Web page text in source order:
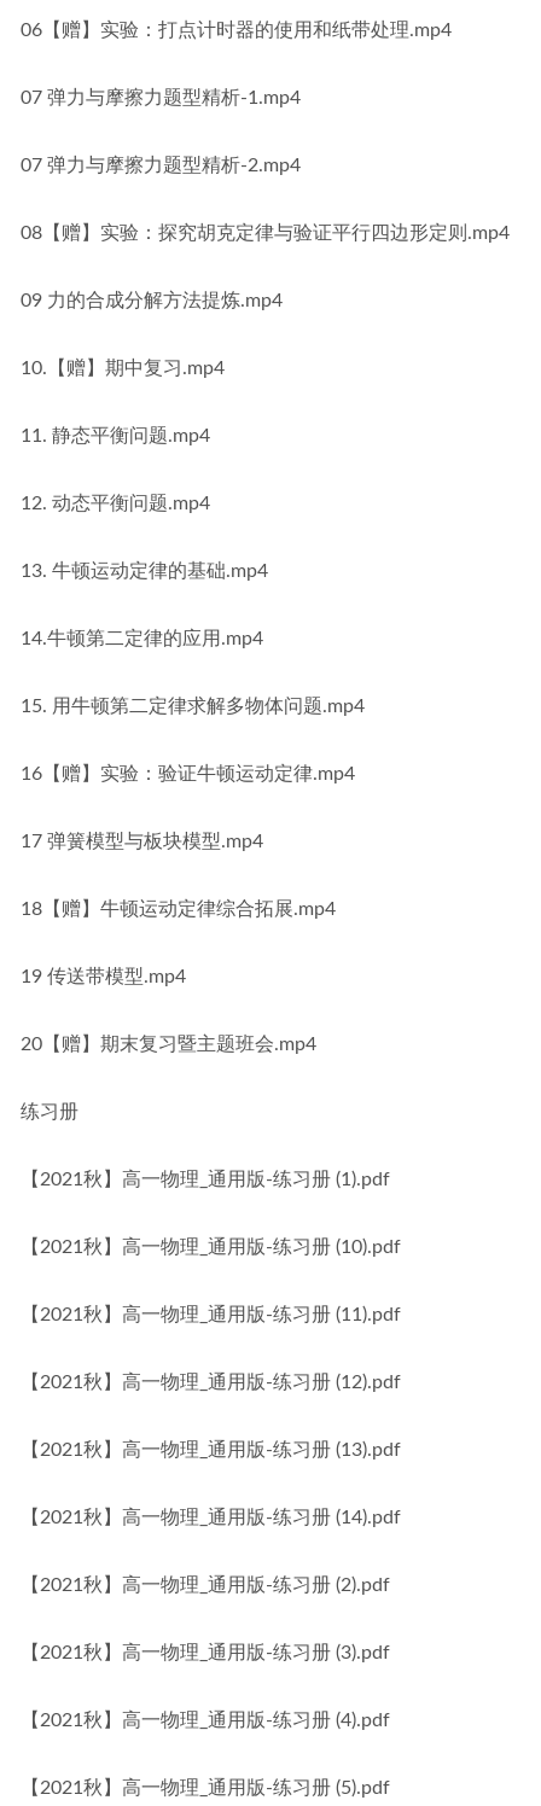
06【赠】实验：打点计时器的使用和纸带处理.mp4
07 弹力与摩擦力题型精析-1.mp4
07 弹力与摩擦力题型精析-2.mp4
08【赠】实验：探究胡克定律与验证平行四边形定则.mp4
09 力的合成分解方法提炼.mp4
10.【赠】期中复习.mp4
11. 静态平衡问题.mp4
12. 动态平衡问题.mp4
13. 牛顿运动定律的基础.mp4
14.牛顿第二定律的应用.mp4
15. 用牛顿第二定律求解多物体问题.mp4
16【赠】实验：验证牛顿运动定律.mp4
17 弹簧模型与板块模型.mp4
18【赠】牛顿运动定律综合拓展.mp4
19 传送带模型.mp4
20【赠】期末复习暨主题班会.mp4
练习册
【2021秋】高一物理_通用版-练习册 (1).pdf
【2021秋】高一物理_通用版-练习册 (10).pdf
【2021秋】高一物理_通用版-练习册 (11).pdf
【2021秋】高一物理_通用版-练习册 (12).pdf
【2021秋】高一物理_通用版-练习册 (13).pdf
【2021秋】高一物理_通用版-练习册 (14).pdf
【2021秋】高一物理_通用版-练习册 (2).pdf
【2021秋】高一物理_通用版-练习册 (3).pdf
【2021秋】高一物理_通用版-练习册 (4).pdf
【2021秋】高一物理_通用版-练习册 (5).pdf